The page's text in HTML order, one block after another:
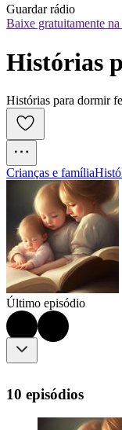
Guardar rádio
Baixe gratuitamente
Histórias
Histórias para dormir
Crianças e família
Último episódio
10 episódios